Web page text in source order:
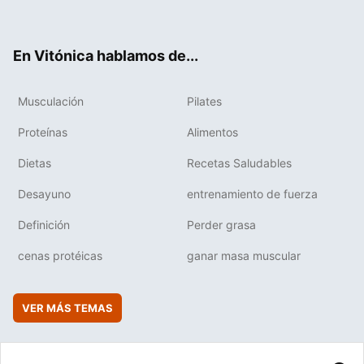
En Vitónica hablamos de...
Musculación Pilates
Proteínas Alimentos
Dietas Recetas Saludables
Desayuno entrenamiento de fuerza
Definición Perder grasa
cenas protéicas ganar masa muscular
VER MÁS TEMAS